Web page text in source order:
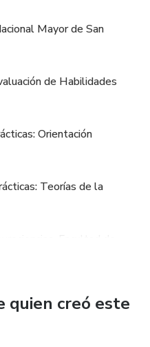
a tu ritmo y recibe tu
el ADI-R con rigor
clínico actualizado.
e interpretar
autista.
el test ni materiales del
Mayor de San
de Habilidades
Orientación
Teorías de la
durante más de
de Habilidades
quien creó este